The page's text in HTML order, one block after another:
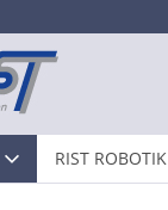
RIST ROBOTIK